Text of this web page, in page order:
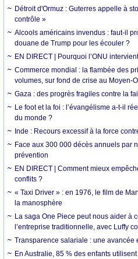
Détroit d'Ormuz : Guterres appelle à
contrôle »
Alcools américains invendus : faut-il
douane de Trump pour les écouler ?
EN DIRECT | Pourquoi l’ONU
Commerce mondial : la flambée des
volumes, sur fond de crise au Moyen-
Gaza : des progrès fragiles contre la
Le foot et la foi : l’évangélisme a-t-il
du monde ?
Inde : Recours excessif à la force
Face aux 300 000 décès annuels par
prévention
EN DIRECT | Comment mieux
conflits ?
« Taxi Driver » : en 1976, le film de
la manosphère
La saga One Piece peut nous aider à
l’entreprise traditionnelle, avec Luffy
Transparence salariale : une avancée
En Australie, 85 % des enfants